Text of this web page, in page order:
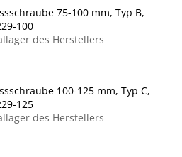
75-100 mm, Typ B,
100
des Herstellers
100-125 mm, Typ C,
125
des Herstellers